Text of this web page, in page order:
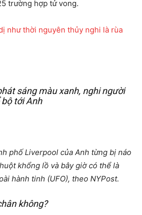
trường hợp tử vong.
như thời nguyên thủy nghi là rùa
sáng màu xanh, nghi người
tới Anh
phố Liverpool của Anh từng bị náo
khổng lồ và bây giờ có thể là
hành tinh (UFO), theo NYPost.
không?